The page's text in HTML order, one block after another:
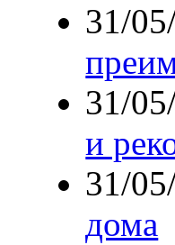
31/
31/
и
31/
дома